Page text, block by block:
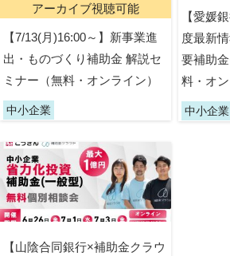
アーカイブ視聴可能
【7/13(月)16:00～】新事業進
出・ものづくり補助金 解説セ
ミナー（無料・オンライン）
中小企業
【愛媛
度最新
要補助
料・オン
中小企業
【山陰合同銀行×補助金クラウ